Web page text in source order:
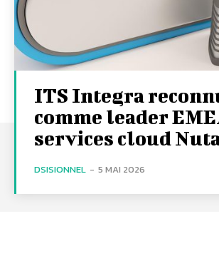
ITS Integra
comme leader
services cloud
DSISIONNEL - 5 MAI 2026